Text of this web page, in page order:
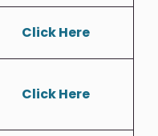
Click Here
Click Here